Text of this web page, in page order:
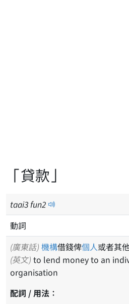
「貸款」
taai3fun2
動詞
(廣東話) 機構借錢俾個人或者其
(英文)
organisation
配詞 / 用法：